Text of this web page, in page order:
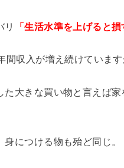
リ 「生活水準を上げると損
間収入が増え続けていま
た大きな買い物と言えば
身につける物も殆ど同じ。